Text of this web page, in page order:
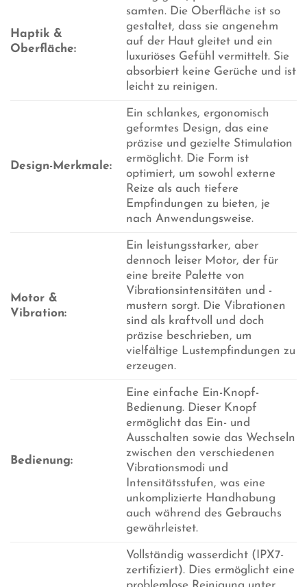
Haptik &
Oberfläche:
samten. Die Oberfläche ist so
gestaltet, dass sie angenehm
auf der Haut gleitet und ein
luxuriöses Gefühl vermittelt. Sie
absorbiert keine Gerüche und ist
leicht zu reinigen.
Design-Merkmale:
Ein schlankes, ergonomisch
geformtes Design, das eine
präzise und gezielte Stimulation
ermöglicht. Die Form ist
optimiert, um sowohl externe
Reize als auch tiefere
Empfindungen zu bieten, je
nach Anwendungsweise.
Motor &
Vibration:
Ein leistungsstarker, aber
dennoch leiser Motor, der für
eine breite Palette von
Vibrationsintensitäten und -
mustern sorgt. Die Vibrationen
sind als kraftvoll und doch
präzise beschrieben, um
vielfältige Lustempfindungen zu
erzeugen.
Bedienung:
Eine einfache Ein-Knopf-
Bedienung. Dieser Knopf
ermöglicht das Ein- und
Ausschalten sowie das Wechseln
zwischen den verschiedenen
Vibrationsmodi und
Intensitätsstufen, was eine
unkomplizierte Handhabung
auch während des Gebrauchs
gewährleistet.
Vollständig wasserdicht (IPX7-
zertifiziert). Dies ermöglicht eine